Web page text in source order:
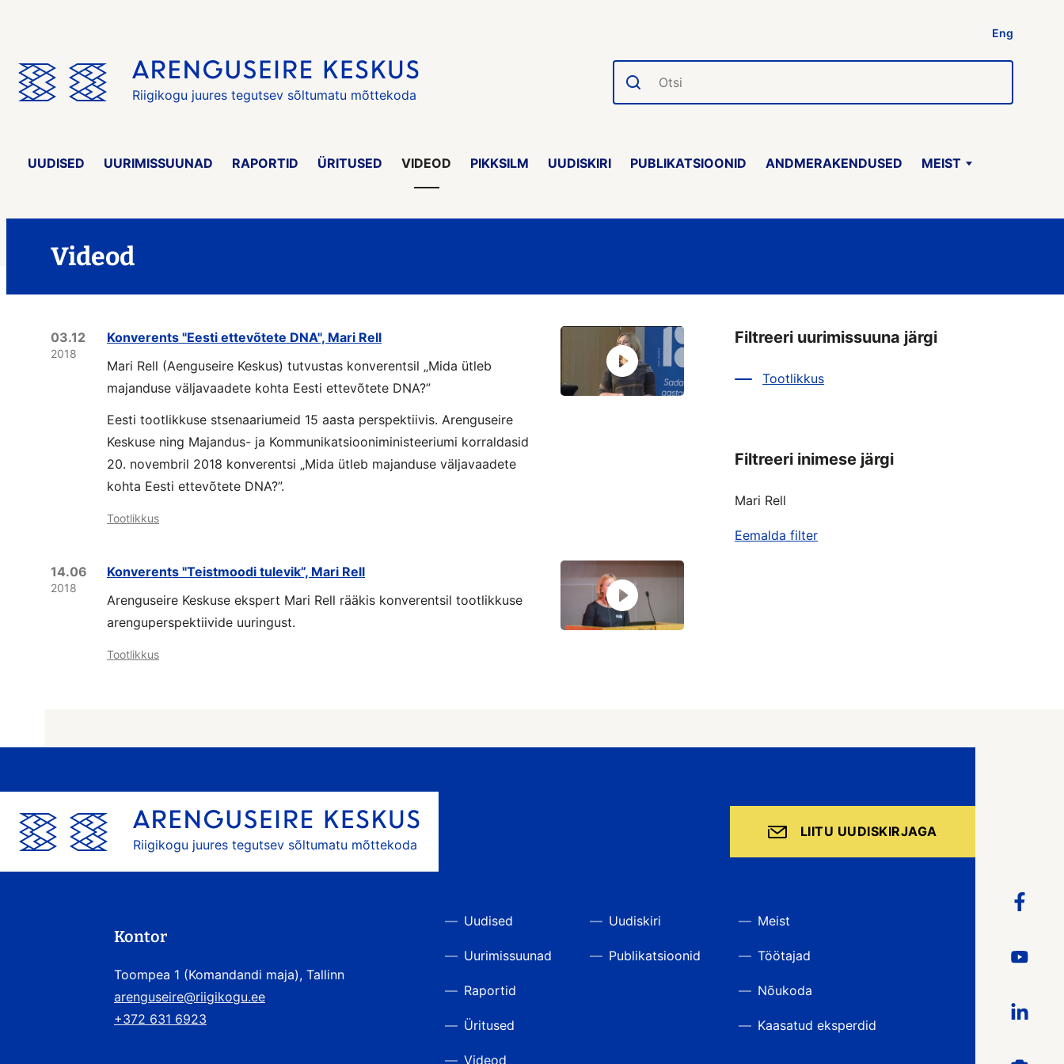
Eng
Riigikogu juures tegutsev sõltumatu mõttekoda
Otsi
UUDISED UURIMISSUUNAD RAPORTID ÜRITUSED VIDEOD PIKKSILM UUDISKIRI PUBLIKATSIOONID ANDMERAKENDUSED MEIST
Videod
03.12
2018
Konverents "Eesti ettevõtete DNA", Mari Rell
Mari Rell (Aenguseire Keskus) tutvustas konverentsil „Mida ütleb
majanduse väljavaadete kohta Eesti ettevõtete DNA?”
Eesti tootlikkuse stsenaariumeid 15 aasta perspektiivis. Arenguseire
Keskuse ning Majandus- ja Kommunikatsiooniministeeriumi korraldasid
20. novembril 2018 konverentsi „Mida ütleb majanduse väljavaadete
kohta Eesti ettevõtete DNA?”.
Tootlikkus
14.06
2018
Konverents "Teistmoodi tulevik”, Mari Rell
Arenguseire Keskuse ekspert Mari Rell rääkis konverentsil tootlikkuse
arenguperspektiivide uuringust.
Tootlikkus
Filtreeri uurimissuuna järgi
Tootlikkus
Filtreeri inimese järgi
Mari Rell
Eemalda filter
Riigikogu juures tegutsev sõltumatu mõttekoda
LIITU UUDISKIRJAGA
Kontor
Toompea 1 (Komandandi maja), Tallinn
arenguseire@riigikogu.ee
+372 631 6923
Uudised
Uurimissuunad
Raportid
Üritused
Videod
Uudiskiri
Publikatsioonid
Meist
Töötajad
Nõukoda
Kaasatud eksperdid